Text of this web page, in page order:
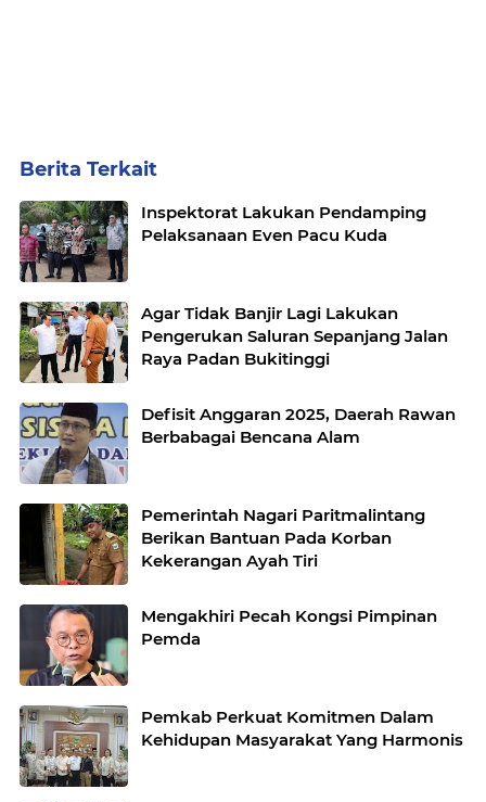
Berita Terkait
Inspektorat Lakukan Pendamping
Pelaksanaan Even Pacu Kuda
Agar Tidak Banjir Lagi Lakukan
Pengerukan Saluran Sepanjang Jalan
Raya Padan Bukitinggi
Defisit Anggaran 2025, Daerah Rawan
Berbabagai Bencana Alam
Pemerintah Nagari Paritmalintang
Berikan Bantuan Pada Korban
Kekerangan Ayah Tiri
Mengakhiri Pecah Kongsi Pimpinan
Pemda
Pemkab Perkuat Komitmen Dalam
Kehidupan Masyarakat Yang Harmonis